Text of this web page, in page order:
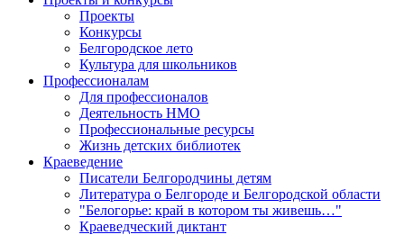
Проекты
Конкурсы
Белгородское лето
Культура для школьников
Профессионалам
Для профессионалов
Деятельность НМО
Профессиональные ресурсы
Жизнь детских библиотек
Краеведение
Писатели Белгородчины детям
Литература о Белгороде и Белгородской области
"Белогорье: край в котором ты живешь…"
Краеведческий диктант